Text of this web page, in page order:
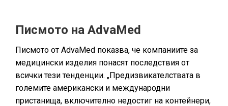
Писмото на AdvaMed
Писмото от AdvaMed показва, че компаниите за
медицински изделия понасят последствия от
всички тези тенденции. „Предизвикателствата в
големите американски и международни
пристанища, включително недостиг на контейнери,